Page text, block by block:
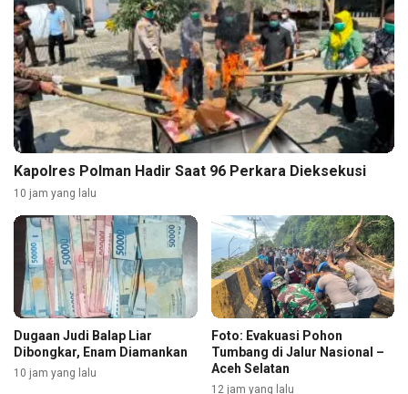
Kapolres Polman Hadir Saat 96 Perkara Dieksekusi
10 jam yang lalu
Dugaan Judi Balap Liar
Dibongkar, Enam Diamankan
10 jam yang lalu
Foto: Evakuasi Pohon
Tumbang di Jalur Nasional –
Aceh Selatan
12 jam yang lalu